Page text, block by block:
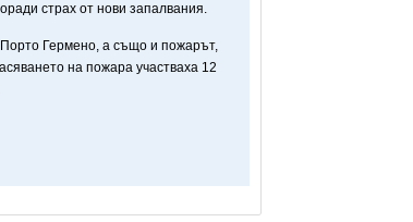
страх от нови запалвания.
Порто Гермено, а също и пожарът,
на пожара участваха 12